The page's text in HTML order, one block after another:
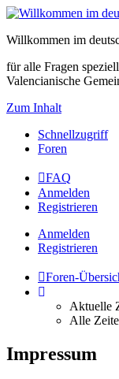
Willkommen im
für alle Fragen
Valencianische
Zum Inhalt
Schnellzugriff
Foren
FAQ
Anmelden
Registrieren
Anmelden
Registrieren
Foren-
Aktuelle
Alle
Impressum